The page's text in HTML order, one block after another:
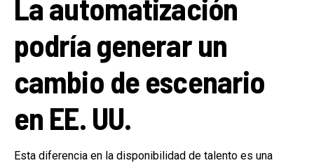
La automatización
podría generar un
cambio de escenario
en EE. UU.
Esta diferencia en la disponibilidad de talento es una